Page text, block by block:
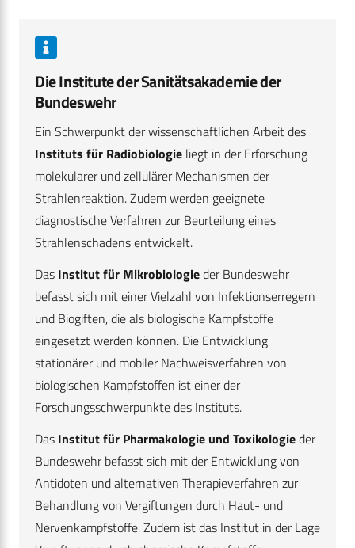
Die Institute der Sanitätsakademie der
Bundeswehr
Ein Schwerpunkt der wissenschaftlichen Arbeit des
Instituts für Radiobiologie liegt in der Erforschung
molekularer und zellulärer Mechanismen der
Strahlenreaktion. Zudem werden geeignete
diagnostische Verfahren zur Beurteilung eines
Strahlenschadens entwickelt.
Das Institut für Mikrobiologieder Bundeswehr
befasst sich mit einer Vielzahl von Infektionserregern
und Biogiften, die als biologische Kampfstoffe
eingesetzt werden können. Die Entwicklung
stationärer und mobiler Nachweisverfahren von
biologischen Kampfstoffen ist einer der
Forschungsschwerpunkte des Instituts.
Das Institut für Pharmakologie und Toxikologieder
Bundeswehr befasst sich mit der Entwicklung von
Antidoten und alternativen Therapieverfahren zur
Behandlung von Vergiftungen durch Haut- und
Nervenkampfstoffe. Zudem ist das Institut in der Lage